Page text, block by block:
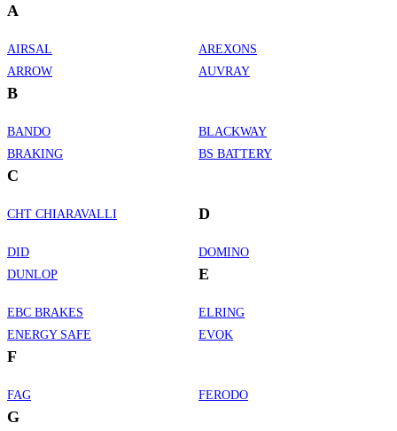
A
AIRSAL
AREXONS
ARROW
AUVRAY
B
BANDO
BLACKWAY
BRAKING
BS BATTERY
C
CHT CHIARAVALLI D
DID
DOMINO
DUNLOP
E
EBC BRAKES
ELRING
ENERGY SAFE
EVOK
F
FAG FERODO
G